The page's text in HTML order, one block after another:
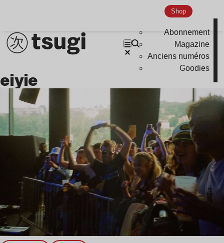
Shop
Abonnement
Magazine
Anciens numéros
Goodies
eiyie